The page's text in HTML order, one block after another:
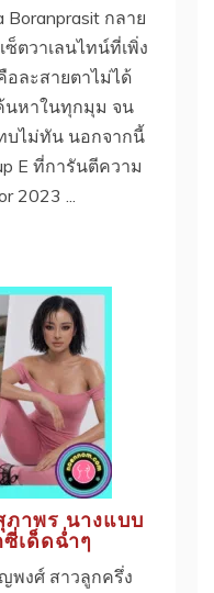
กลาย
ซ็ตวาเลนไทน์ที่เพิ่ง
อละสายตาไม่ได้
นหาในทุกมุม จน
บไม่ทัน นอกจากนี้
E ที่การันตีความ
2023 ...
ภาพร นางแบบ
เด็ดฉ่ำๆ
พงศ์ สาวลูกครึ่ง